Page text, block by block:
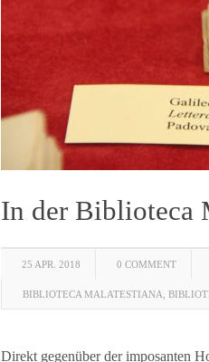
In der Biblioteca
25 APR. 2018 0 COMMENT
BIBLIOTECA MALATESTIANA
Direkt gegenüber der imposanten